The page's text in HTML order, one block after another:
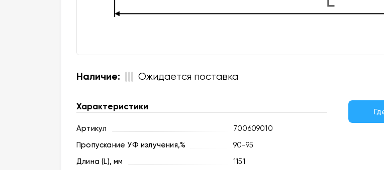
Наличие: Ожидается поставка
Характеристики
Артикул
700609010
Пропускание УФ излучения,%
90-95
Длина (L), мм
1151